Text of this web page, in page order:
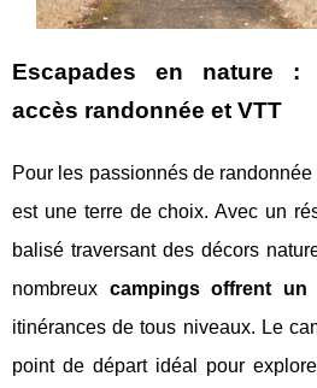
Escapades en nature :
accès randonnée et VTT
Pour les passionnés de randonnée
est une terre de choix. Avec un
balisé traversant des décors
nombreux campings offrent un
itinérances de tous niveaux. Le
point de départ idéal pour